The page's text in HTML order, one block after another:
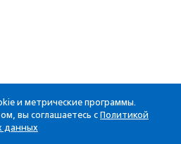
и метрические программы.
вы соглашаетесь с Политикой
данных